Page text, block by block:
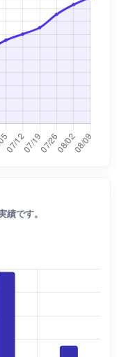
績です。